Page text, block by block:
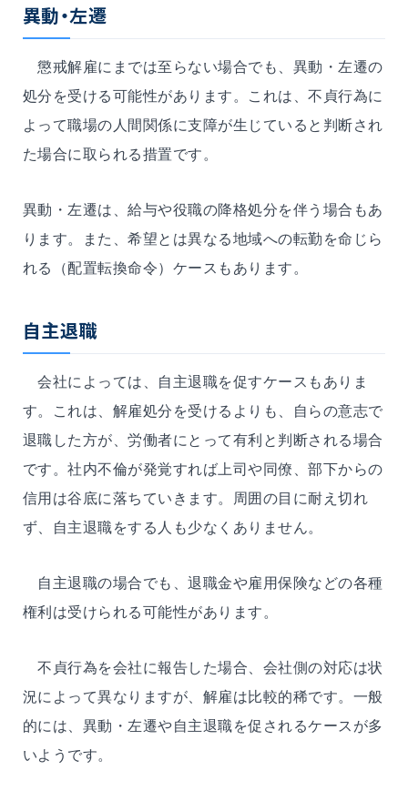
異動・左遷
懲戒解雇にまでは至らない場合でも、異動・左遷の
処分を受ける可能性があります。これは、不貞行為に
よって職場の人間関係に支障が生じていると判断され
た場合に取られる措置です。
異動・左遷は、給与や役職の降格処分を伴う場合もあ
ります。また、希望とは異なる地域への転勤を命じら
れる（配置転換命令）ケースもあります。
自主退職
会社によっては、自主退職を促すケースもありま
す。これは、解雇処分を受けるよりも、自らの意志で
退職した方が、労働者にとって有利と判断される場合
です。社内不倫が発覚すれば上司や同僚、部下からの
信用は谷底に落ちていきます。周囲の目に耐え切れ
ず、自主退職をする人も少なくありません。
自主退職の場合でも、退職金や雇用保険などの各種
権利は受けられる可能性があります。
不貞行為を会社に報告した場合、会社側の対応は状
況によって異なりますが、解雇は比較的稀です。一般
的には、異動・左遷や自主退職を促されるケースが多
いようです。